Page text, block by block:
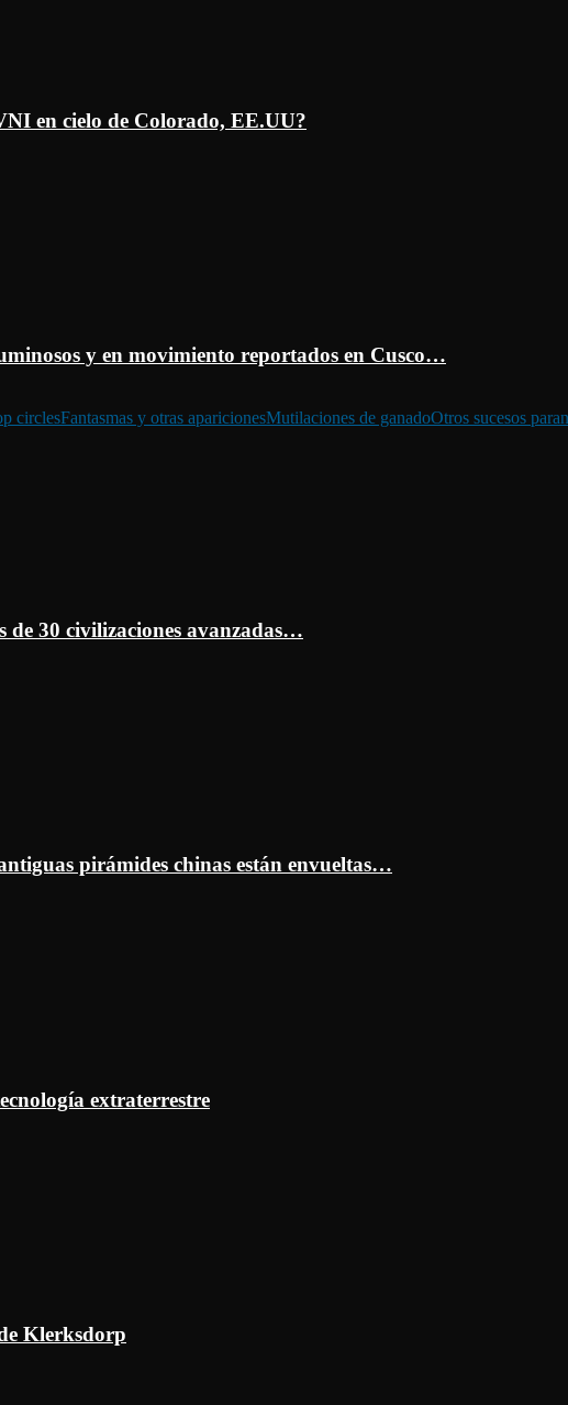
en cielo de Colorado, EE.UU?
y en movimiento reportados en Cusco…
circlesFantasmas y otras aparicionesMutilaciones de ganadoOtros sucesos
de 30 civilizaciones avanzadas…
pirámides chinas están envueltas…
extraterrestre
Klerksdorp